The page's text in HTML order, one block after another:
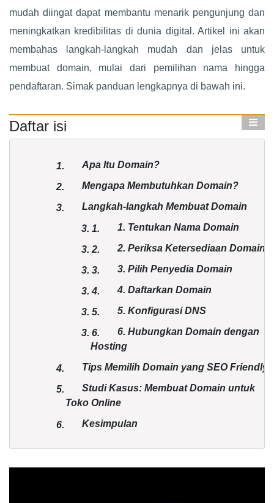
mudah diingat dapat membantu menarik pengunjung dan
meningkatkan kredibilitas di dunia digital. Artikel ini akan
membahas langkah-langkah mudah dan jelas untuk
membuat domain, mulai dari pemilihan nama hingga
pendaftaran. Simak panduan lengkapnya di bawah ini.
Daftar isi
1. Apa Itu Domain?
2. Mengapa Membutuhkan Domain?
3. Langkah-langkah Membuat Domain
3. 1. 1. Tentukan Nama Domain
3. 2. 2. Periksa Ketersediaan Domain
3. 3. 3. Pilih Penyedia Domain
3.4. 4. Daftarkan Domain
3. 5. 5. Konfigurasi DNS
3. 6.
6. Hubungkan Domain dengan
Hosting
4. Tips Memilih Domain yang SEO Friendly
5.
Studi Kasus: Membuat Domain untuk
Toko Online
6. Kesimpulan